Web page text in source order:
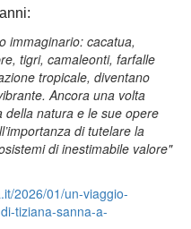
immaginario: cacatua,
tigri, camaleonti, farfalle
tropicale, diventano
Ancora una volta
della natura e le sue opere
di tutelare la
di inestimabile valore"
2026/01/un-viaggio-
tiziana-sanna-a-